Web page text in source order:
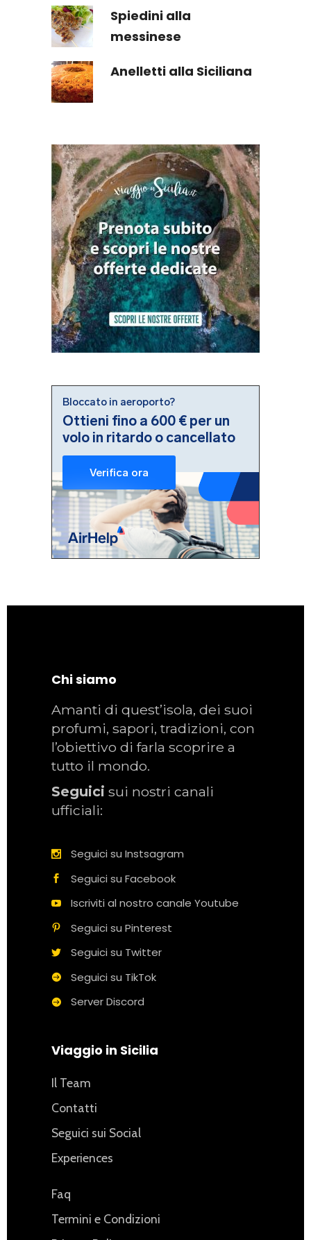
Spiedini alla
messinese
Anelletti alla Siciliana
Chi siamo
Amanti di quest’isola, dei suoi
profumi, sapori, tradizioni, con
l’obiettivo di farla scoprire a
tutto il mondo.
Seguici sui nostri canali
ufficiali:
Seguici su Instsagram
Seguici su Facebook
Iscriviti al nostro canale Youtube
Seguici su Pinterest
Seguici su Twitter
Seguici su TikTok
Server Discord
Viaggio in Sicilia
Il Team
Contatti
Seguici sui Social
Experiences
Faq
Termini e Condizioni